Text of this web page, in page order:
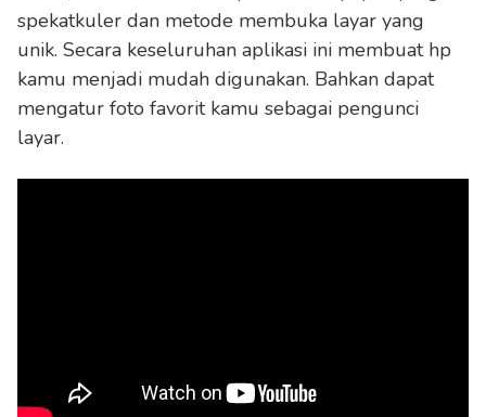
spekatkuler dan metode membuka layar yang
unik. Secara keseluruhan aplikasi ini membuat hp
kamu menjadi mudah digunakan. Bahkan dapat
mengatur foto favorit kamu sebagai pengunci
layar.